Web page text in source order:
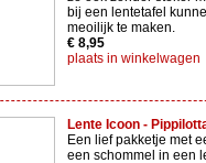
bij een lentetafel
meoilijk te maken.
€ 8,95
plaats in winkelwagen
Lente Icoon -
Een lief pakketje met
een schommel in een